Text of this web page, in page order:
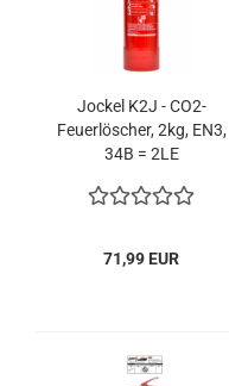
Jockel K2J - CO2-
Feuerlöscher, 2kg, EN3,
34B = 2LE
71,99 EUR